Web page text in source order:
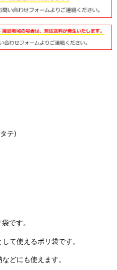
テ)
です。
て使えるポリ袋です。
どにも使えます。